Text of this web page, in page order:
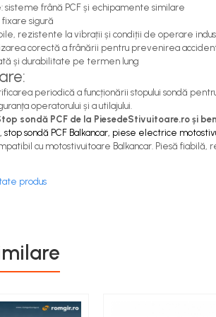
sisteme frână PCF și echipamente similare
fixare sigură
rezistente la vibrații și condiții de operare
corectă a frânării pentru prevenirea
și durabilitate pe termen lung
periodică a funcționării stopului sondă
operatorului și a utilajului.
sondă PCF de la PiesedeStivuitoare.ro și
stop sondă PCF Balkancar, piese electrice
cu motostivuitoare Balkancar. Piesă
produs